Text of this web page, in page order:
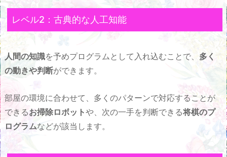
レベル2：古典的な人工知能
人間の知識を予めプログラムとして入れ込むことで、 多く
の動きや判断ができます。
部屋の環境に合わせて、多くのパターンで対応することが
できるお掃除ロボットや、次の一手を判断できる将棋のプ
ログラムなどが該当します。